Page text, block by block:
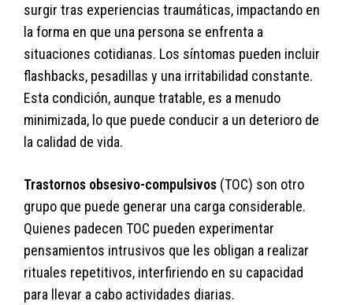
surgir tras experiencias traumáticas, impactando en
la forma en que una persona se enfrenta a
situaciones cotidianas. Los síntomas pueden incluir
flashbacks, pesadillas y una irritabilidad constante.
Esta condición, aunque tratable, es a menudo
minimizada, lo que puede conducir a un deterioro de
la calidad de vida.
Trastornos obsesivo-compulsivos (TOC) son otro
grupo que puede generar una carga considerable.
Quienes padecen TOC pueden experimentar
pensamientos intrusivos que les obligan a realizar
rituales repetitivos, interfiriendo en su capacidad
para llevar a cabo actividades diarias.